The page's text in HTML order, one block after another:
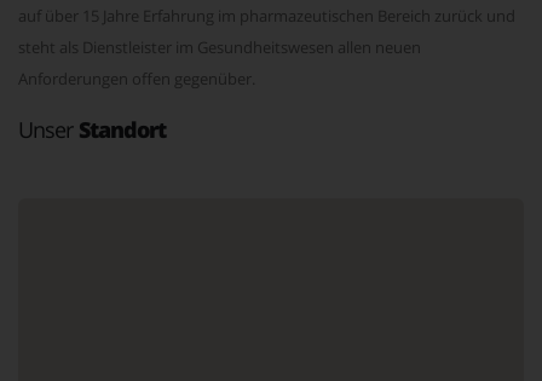
auf über 15 Jahre Erfahrung im pharmazeutischen Bereich zurück und
steht als Dienstleister im Gesundheitswesen allen neuen
Anforderungen offen gegenüber.
Unser Standort